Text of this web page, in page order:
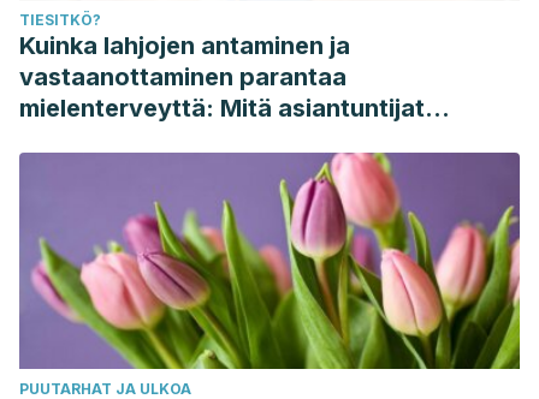
TIESITKÖ?
Kuinka lahjojen antaminen ja
vastaanottaminen parantaa
mielenterveyttä: Mitä asiantuntijat
PUUTARHAT JA ULKOA